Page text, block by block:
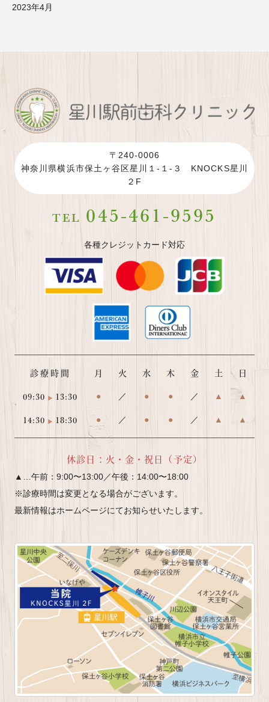
2023年4月
〒240-0006
神奈川県横浜市保土ヶ谷区星川１-１-３ KNOCKS星川
２F
TEL 045-461-9595
各種クレジットカード対応
診療時間 月 火 水 木 金 土 日
09:30 13:30 ● ／ ● ● ／ ▲ ▲
14:30 18:30 ● ／ ● ● ／ ▲ ▲
休診日：火・金・祝日（予定）
▲…午前：9:00〜13:00／午後：14:00〜18:00
※診療時間は変更となる場合がございます。
最新情報はホームページにてお知らせいたします。